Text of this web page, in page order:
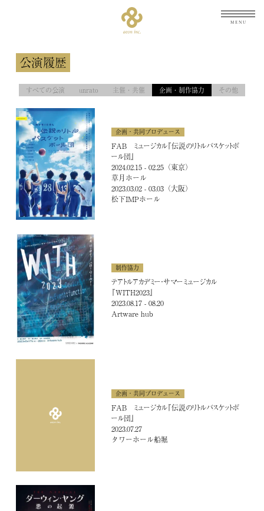
メニ
TOP トップ
NEWS
ARCHIVES
公演履歴
すべての公演 unrato 主催・共催 企画・制作協力 その他
企画・共同プロデュース
FAB ミュージカル『伝説のリトルバスケットボ
ール団』
2024.02.15 - 02.25（東京）
草月ホール
2023.03.02 - 03.03（大阪）
松下IMPホール
制作協力
テアトルアカデミー・サマーミュージカル
『WITH2023』
2023.08.17 - 08.20
Artware hub
企画・共同プロデュース
FAB ミュージカル『伝説のリトルバスケットボ
ール団』
2023.07.27
タワーホール船堀